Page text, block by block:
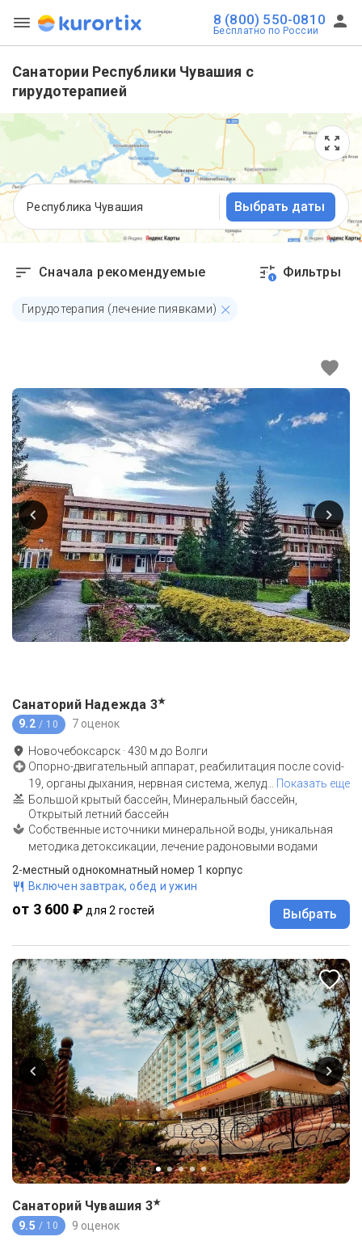
8 (800) 550-0810
Бесплатно по России
Санатории Республики Чувашия с
гирудотерапией
Республика Чувашия Выбрать даты
Сначала рекомендуемые 1 Фильтры
Гирудотерапия (лечение пиявками)
Санаторий Надежда 3★
9.2 / 10 7 оценок
Новочебоксарск ·430 м до Волги
Опорно-двигательный аппарат, реабилитация после covid-
19, органы дыхания, нервная система, желуд
Показать еще
Большой крытый бассейн, Минеральный бассейн,
Открытый летний бассейн
Собственные источники минеральной воды, уникальная
методика детоксикации, лечение радоновыми водами
2-местный однокомнатный номер 1 корпус
Включен завтрак, обед и ужин
от 3 600 ₽ для 2 гостей Выбрать
Санаторий Чувашия 3★
9.5 / 10 9 оценок